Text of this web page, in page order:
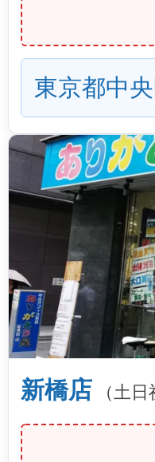
東京都中
新橋店 （土日